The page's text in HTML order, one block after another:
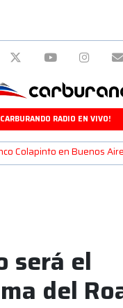
RADIO EN VIVO!
Colapinto en Buenos
será el
del